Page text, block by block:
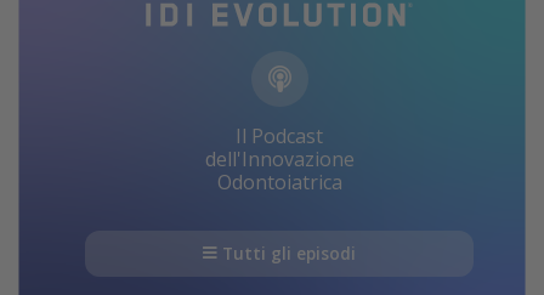
Il Podcast
dell'Innovazione
Odontoiatrica
Tutti gli episodi